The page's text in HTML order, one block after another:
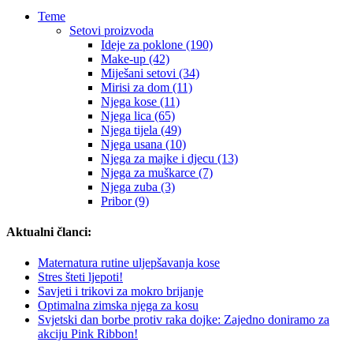
Teme
Setovi proizvoda
Ideje za poklone (190)
Make-up (42)
Miješani setovi (34)
Mirisi za dom (11)
Njega kose (11)
Njega lica (65)
Njega tijela (49)
Njega usana (10)
Njega za majke i djecu (13)
Njega za muškarce (7)
Njega zuba (3)
Pribor (9)
Aktualni članci:
Maternatura rutine uljepšavanja kose
Stres šteti ljepoti!
Savjeti i trikovi za mokro brijanje
Optimalna zimska njega za kosu
Svjetski dan borbe protiv raka dojke: Zajedno doniramo za
akciju Pink Ribbon!